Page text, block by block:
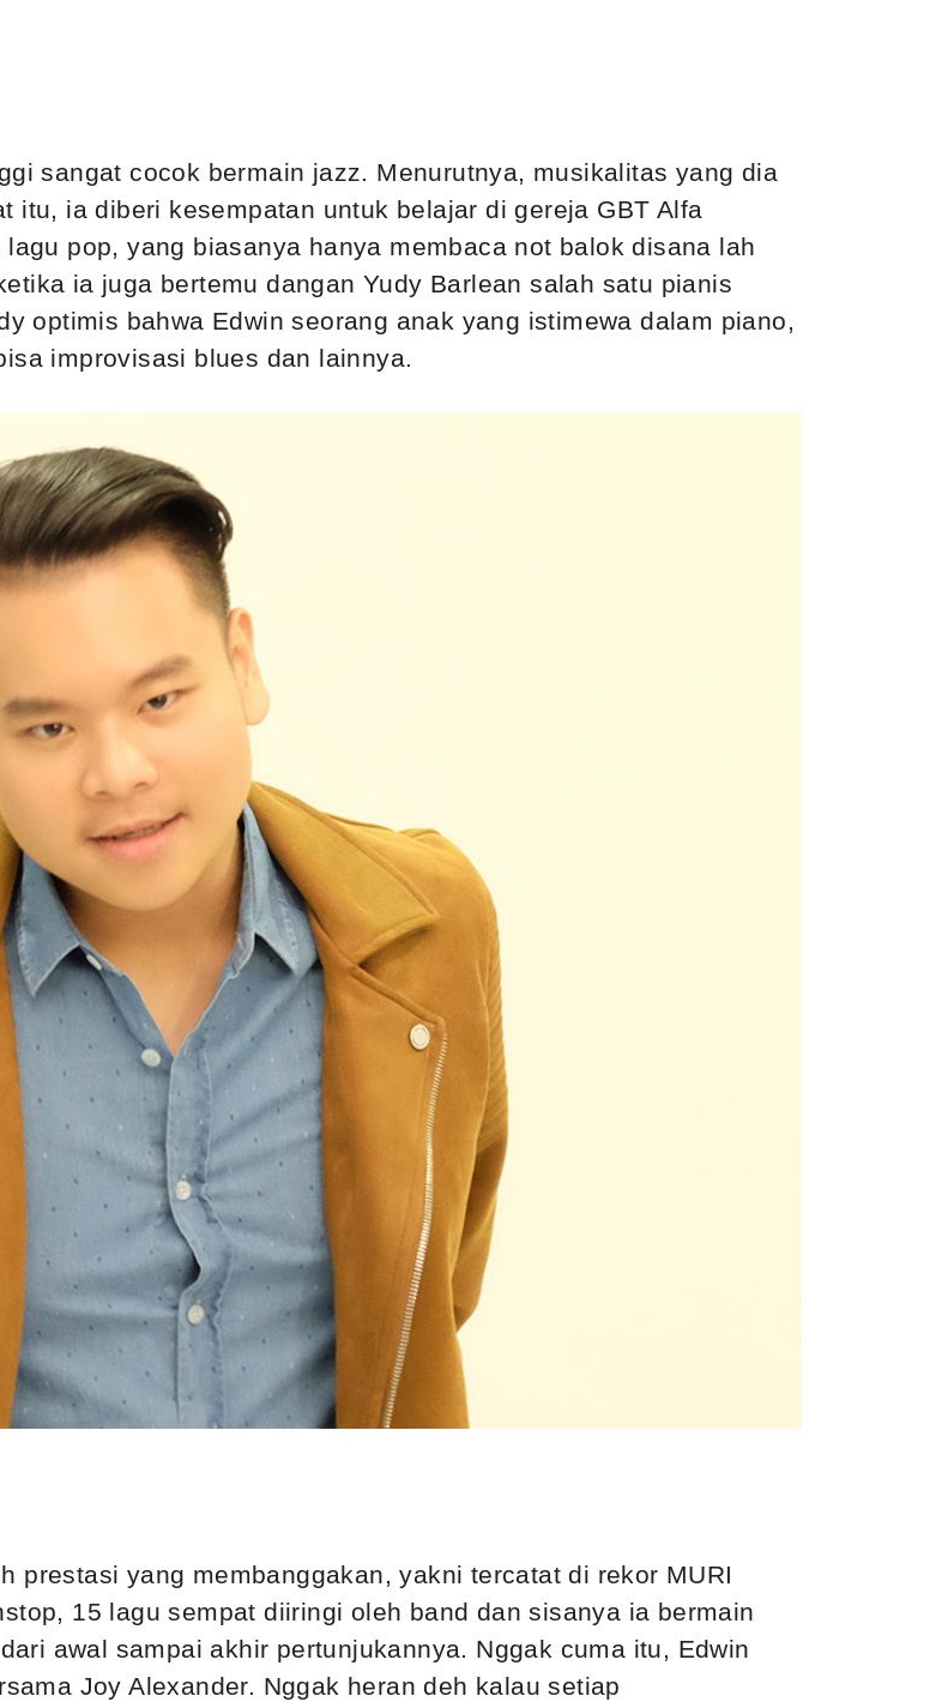
sangat cocok bermain jazz. Menurutnya, musikalitas yang dia
itu, ia diberi kesempatan untuk belajar di gereja GBT Alfa
pop, yang biasanya hanya membaca not balok disana lah
ia juga bertemu dangan Yudy Barlean salah satu pianis
optimis bahwa Edwin seorang anak yang istimewa dalam piano,
improvisasi blues dan lainnya.
prestasi yang membanggakan, yakni tercatat di rekor MURI
15 lagu sempat diiringi oleh band dan sisanya ia bermain
awal sampai akhir pertunjukannya. Nggak cuma itu, Edwin
Joy Alexander. Nggak heran deh kalau setiap